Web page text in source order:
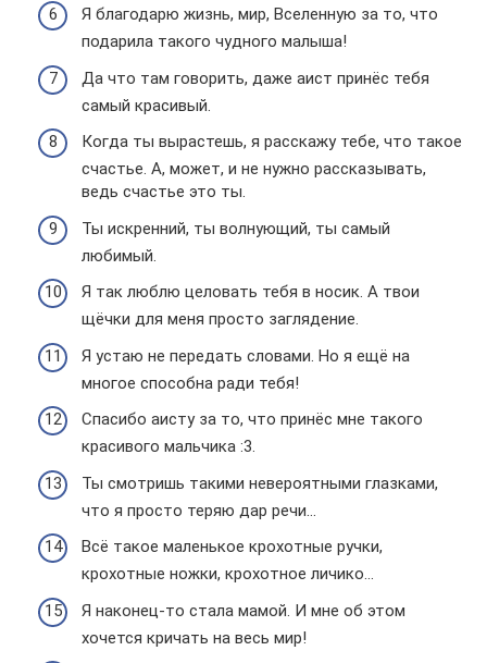
Я благодарю жизнь, мир, Вселенную за то, что
подарила такого чудного малыша!
Да что там говорить, даже аист принёс тебя
самый красивый.
Когда ты вырастешь, я расскажу тебе, что такое
счастье. А, может, и не нужно рассказывать,
ведь счастье это ты.
Ты искренний, ты волнующий, ты самый
любимый.
Я так люблю целовать тебя в носик. А твои
щёчки для меня просто заглядение.
Я устаю не передать словами. Но я ещё на
многое способна ради тебя!
Спасибо аисту за то, что принёс мне такого
красивого мальчика :3.
Ты смотришь такими невероятными глазками,
что я просто теряю дар речи…
Всё такое маленькое крохотные ручки,
крохотные ножки, крохотное личико…
Я наконец-то стала мамой. И мне об этом
хочется кричать на весь мир!